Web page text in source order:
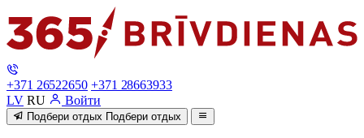
+371 26522650 +371 28663933
LV RU Войти
Подбери отдых Подбери отдых